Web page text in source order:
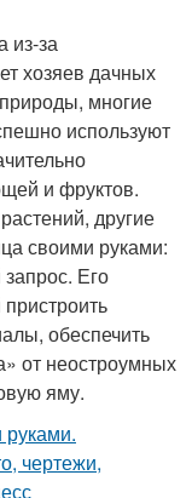
из-за
хозяев дачных
многие
используют
и фруктов.
другие
своими руками:
Его
обеспечить
от неостроумных
яму.